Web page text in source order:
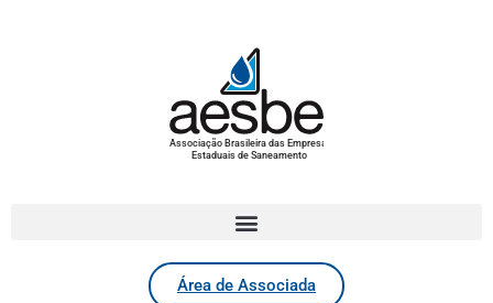
Associação Brasileira das Empresas
Estaduais de Saneamento
Área de Associada